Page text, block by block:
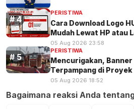
PERISTIWA
Cara Download Logo
Mudah Lewat HP atau
05 Aug 2026 23:58
PERISTIWA
Mencurigakan,
Terpampang di
05 Aug 2026 18:52
Bagaimana reaksi Anda